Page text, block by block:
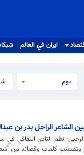
ايران في العالم
يوم
الشاعر الراحل بدر بن
نظم النادي الثقافي في
وتضمنت كلمات وقصائد من